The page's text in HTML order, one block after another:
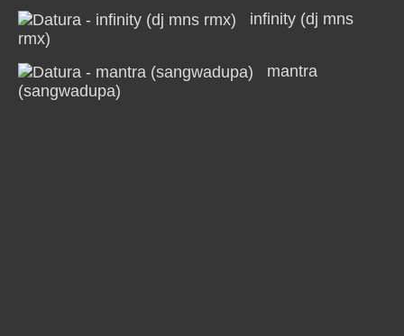
infinity (dj mns
rmx)
mantra
(sangwadupa)